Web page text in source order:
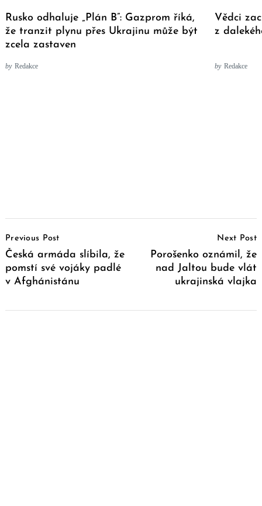
Rusko odhaluje „Plán B”: Gazprom říká,
že tranzit plynu přes Ukrajinu může být
zcela zastaven
by Redakce
Vědci
z
by Redakce
Navigation
Previous Post
Česká armáda slíbila, že
pomstí své vojáky padlé
v Afghánistánu
Next Post
Porošenko oznámil, že
nad Jaltou bude vlát
ukrajinská vlajka